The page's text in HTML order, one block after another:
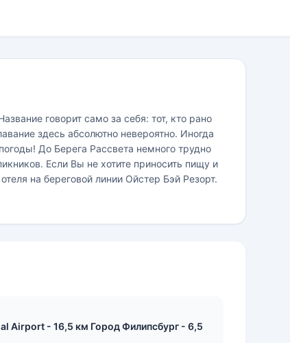
говорит само за себя: тот, кто рано
здесь абсолютно невероятно. Иногда
До Берега Рассвета немного трудно
Если Вы не хотите приносить пищу и
на береговой линии Ойстер Бэй Резорт.
Airport - 16,5 км Город Филипсбург - 6,5